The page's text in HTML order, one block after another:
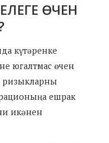
ӨЧЕН
күтәренке
югалтмас өчен
ризыкларны
ешрак
икәнен